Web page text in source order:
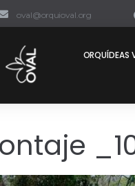
oval@orquioval.org
ORQUÍDEAS